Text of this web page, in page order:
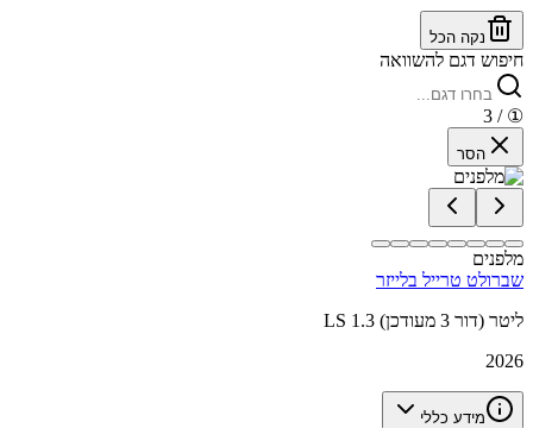
נקה הכל
חיפוש דגם להשוואה
①
/ 3
הסר
מלפנים
שברולט טרייל בלייזר
LS 1.3 ליטר (דור 3 מעודכן)
2026
מידע כללי